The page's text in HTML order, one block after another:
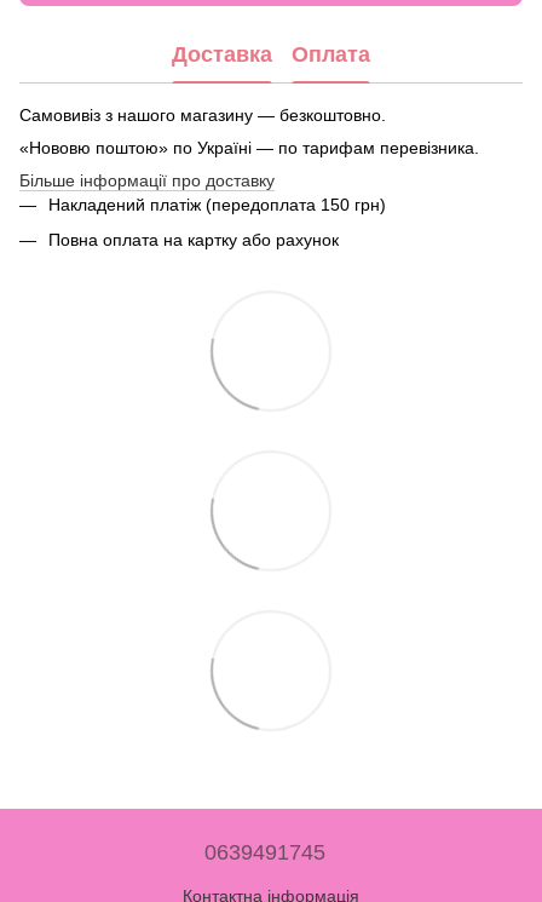
Доставка Оплата
Самовивіз з нашого магазину — безкоштовно.
«Нововю поштою» по Україні — по тарифам перевізника.
Більше інформації про доставку
Накладений платіж (передоплата 150 грн)
Повна оплата на картку або рахунок
0639491745
Контактна інформація